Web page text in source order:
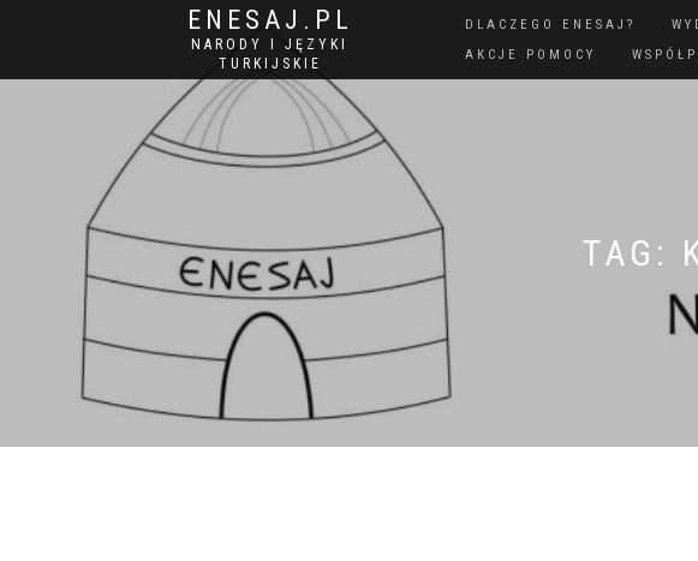
ENESAJ.PL
NARODY I JĘZYKI
TURKIJSKIE
DLACZEGO ENESAJ?
AKCJE POMOCY
TAG: